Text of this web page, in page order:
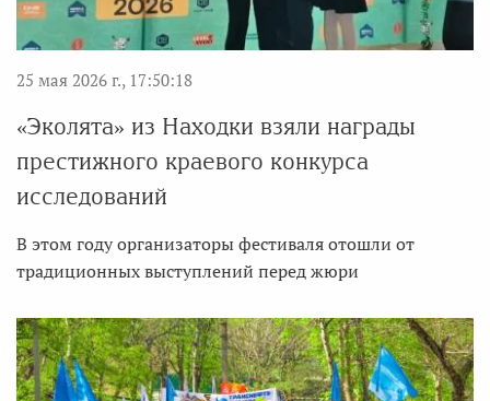
25 мая 2026 г., 17:50:18
«Эколята» из Находки взяли награды
престижного краевого конкурса
исследований
В этом году организаторы фестиваля отошли от
традиционных выступлений перед жюри